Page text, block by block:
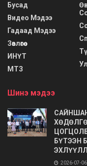
Бусад
Видео Мэдээ
Гадаад Мэдээ
Зөвлөгөө
ИНҮТ
МТЗ
Шинэ мэдээ
БҮТЭЭН
2026-07-06